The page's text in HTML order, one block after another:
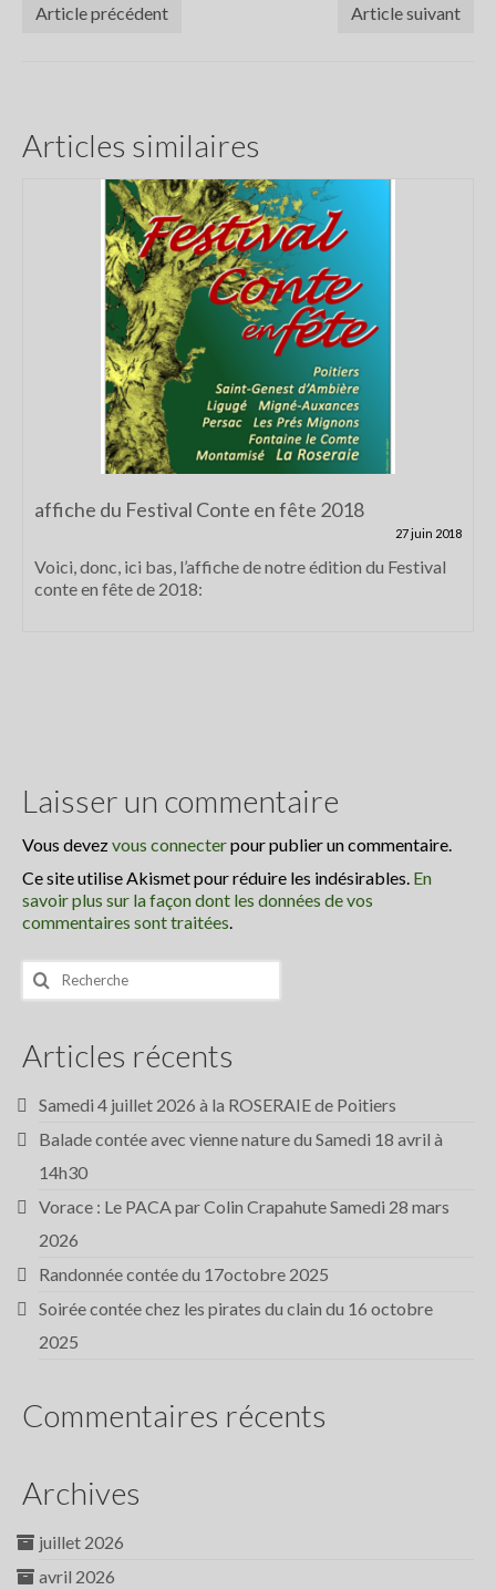
Article précédent Article suivant
Articles similaires
affiche du Festival Conte en fête 2018
27 juin 2018
Voici, donc, ici bas, l’affiche de notre édition du Festival
conte en fête de 2018:
Laisser un commentaire
Vous devezvous connecterpour publier un commentaire.
Ce site utilise Akismet pour réduire les indésirables. En
savoir plus sur la façon dont les données de vos
commentaires sont traitées
Rechercher
Articles récents
Samedi 4 juillet 2026 à la ROSERAIE de Poitiers
Balade contée avec vienne nature du Samedi 18 avril à
14h30
Vorace : Le PACA par Colin Crapahute Samedi 28 mars
2026
Randonnée contée du 17octobre 2025
Soirée contée chez les pirates du clain du 16 octobre
2025
Commentaires récents
Archives
juillet 2026
avril 2026